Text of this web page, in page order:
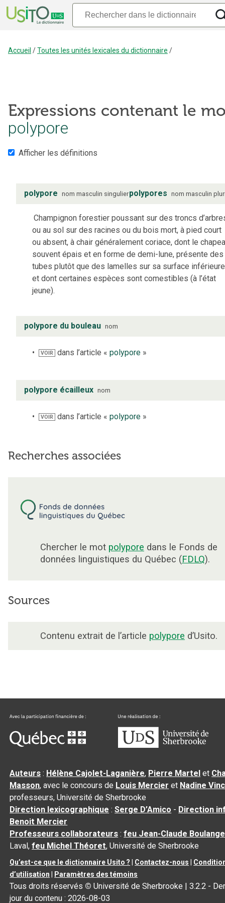
Accueil /Toutes les unités lexicales du dictionnaire /
Expressions contenant le
polypore
Afficher les définitions
polypore nom masculin singulierpolypores nom masculin
Champignon forestier poussant sur des troncs
ou au sol sur des racines ou du bois mort, à pied court
ou absent, à chair généralement coriace, dont le
souvent épais et en forme de demi-lune, présente des
tubes plutôt que des lamelles sur sa surface
et dont certaines espèces sont comestibles (à l’état
jeune).
polypore du bouleau nom
VOIR dans l’article «polypore »
polypore écailleux nom
VOIR dans l’article «polypore »
Recherches associées
Chercher le mot polypore dans le Fonds de
données linguistiques du Québec (FDLQ).
Sources
Contenu extrait de l’article polypore d’Usito.
Auteurs : Hélène Cajolet-Laganière, Pierre Martel et
Masson, avec le concours de Louis Mercier et Nadine
professeurs, Université de Sherbrooke
Direction lexicographique :Serge D’Amico - Direction
Benoit Mercier
Professeurs collaborateurs :feu Jean-Claude
Laval,feu Michel Théoret, Université de Sherbrooke
Qu’est-ce que le dictionnaire Usito ? Contactez-nous
d’utilisation
Paramètres des témoins
Tous droits réservés © Université de Sherbrooke |3.2.2 -
jour du contenu :2026-08-03